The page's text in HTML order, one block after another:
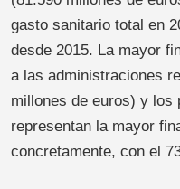
gasto sanitario total en
desde 2015. La mayor
a las administraciones
millones de euros) y los
representan la mayor
concretamente, con el